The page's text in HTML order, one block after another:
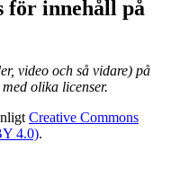
för innehåll på
video och så vidare) på
olika licenser.
Creative Commons
4.0).